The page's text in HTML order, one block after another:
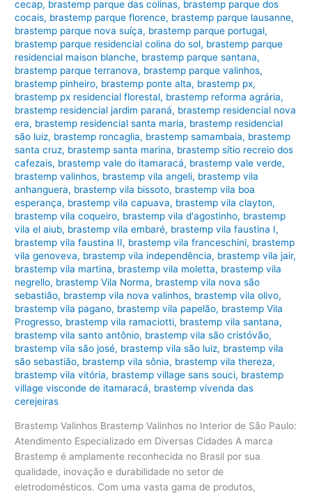
cecap, brastemp parque das colinas, brastemp parque dos
cocais, brastemp parque florence, brastemp parque lausanne,
brastemp parque nova suíça, brastemp parque portugal,
brastemp parque residencial colina do sol, brastemp parque
residencial maison blanche, brastemp parque santana,
brastemp parque terranova, brastemp parque valinhos,
brastemp pinheiro, brastemp ponte alta, brastemp px,
brastemp px residencial florestal, brastemp reforma agrária,
brastemp residencial jardim paraná, brastemp residencial nova
era, brastemp residencial santa maria, brastemp residencial
são luiz, brastemp roncaglia, brastemp samambaia, brastemp
santa cruz, brastemp santa marina, brastemp sítio recreio dos
cafezais, brastemp vale do itamaracá, brastemp vale verde,
brastemp valinhos, brastemp vila angeli, brastemp vila
anhanguera, brastemp vila bissoto, brastemp vila boa
esperança, brastemp vila capuava, brastemp vila clayton,
brastemp vila coqueiro, brastemp vila d'agostinho, brastemp
vila el aiub, brastemp vila embaré, brastemp vila faustina I,
brastemp vila faustina II, brastemp vila franceschini, brastemp
vila genoveva, brastemp vila independência, brastemp vila jair,
brastemp vila martina, brastemp vila moletta, brastemp vila
negrello, brastemp Vila Norma, brastemp vila nova são
sebastião, brastemp vila nova valinhos, brastemp vila olivo,
brastemp vila pagano, brastemp vila papelão, brastemp Vila
Progresso, brastemp vila ramaciotti, brastemp vila santana,
brastemp vila santo antônio, brastemp vila são cristóvão,
brastemp vila são josé, brastemp vila são luiz, brastemp vila
são sebastião, brastemp vila sônia, brastemp vila thereza,
brastemp vila vitória, brastemp village sans souci, brastemp
village visconde de itamaracá, brastemp vivenda das
cerejeiras
Brastemp Valinhos Brastemp Valinhos no Interior de São Paulo:
Atendimento Especializado em Diversas Cidades A marca
Brastemp é amplamente reconhecida no Brasil por sua
qualidade, inovação e durabilidade no setor de
eletrodomésticos. Com uma vasta gama de produtos,